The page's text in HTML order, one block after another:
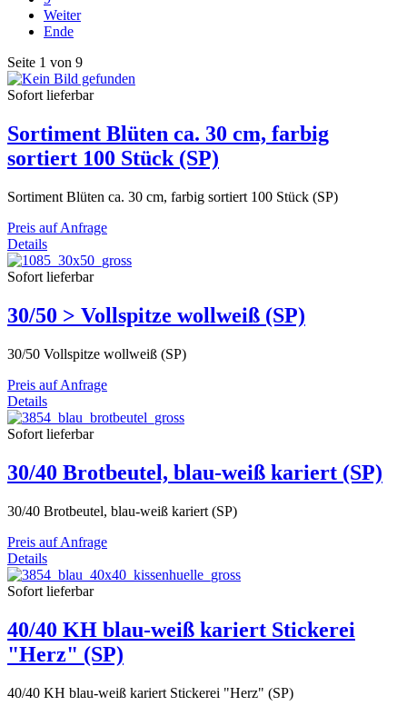
Weiter
Ende
Seite 1 von 9
Sofort lieferbar
Sortiment Blüten ca. 30 cm, farbig
sortiert 100 Stück (SP)
Sortiment Blüten ca. 30 cm, farbig sortiert 100 Stück (SP)
Preis auf Anfrage
Details
Sofort lieferbar
30/50 > Vollspitze wollweiß (SP)
30/50 Vollspitze wollweiß (SP)
Preis auf Anfrage
Details
Sofort lieferbar
30/40 Brotbeutel, blau-weiß kariert (SP)
30/40 Brotbeutel, blau-weiß kariert (SP)
Preis auf Anfrage
Details
Sofort lieferbar
40/40 KH blau-weiß kariert Stickerei
"Herz" (SP)
40/40 KH blau-weiß kariert Stickerei "Herz" (SP)